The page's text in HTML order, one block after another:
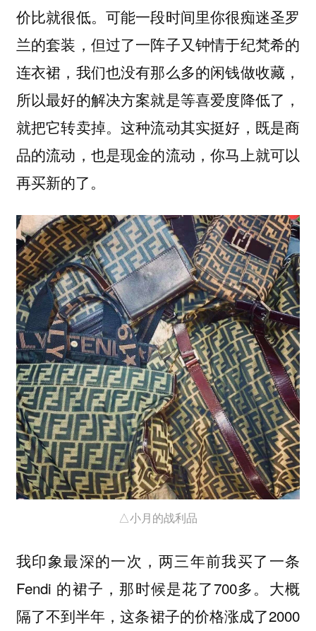
价比就很低。可能一段时间里你很痴迷圣罗
兰的套装，但过了一阵子又钟情于纪梵希的
连衣裙，我们也没有那么多的闲钱做收藏，
所以最好的解决方案就是等喜爱度降低了，
就把它转卖掉。这种流动其实挺好，既是商
品的流动，也是现金的流动，你马上就可以
再买新的了。
△小月的战利品
我印象最深的一次，两三年前我买了一条
Fendi 的裙子，那时候是花了700多。大概
隔了不到半年，这条裙子的价格涨成了2000